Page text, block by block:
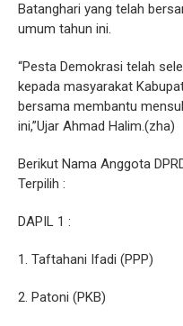
Batanghari yang telah
umum tahun ini.
“Pesta Demokrasi telah
kepada masyarakat
bersama membantu
ini,”Ujar Ahmad Halim.(zha)
Berikut Nama Anggota
Terpilih :
DAPIL 1 :
1. Taftahani Ifadi (PPP)
2. Patoni (PKB)